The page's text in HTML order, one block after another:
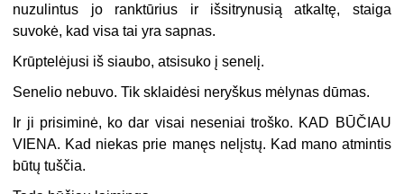
nuzulintus jo ranktūrius ir išsitrynusią atkaltę, staiga
suvokė, kad visa tai yra sapnas.
Krūptelėjusi iš siaubo, atsisuko į senelį.
Senelio nebuvo. Tik sklaidėsi neryškus mėlynas dūmas.
Ir ji prisiminė, ko dar visai neseniai troško. KAD BŪČIAU
VIENA. Kad niekas prie manęs nelįstų. Kad mano atmintis
būtų tuščia.